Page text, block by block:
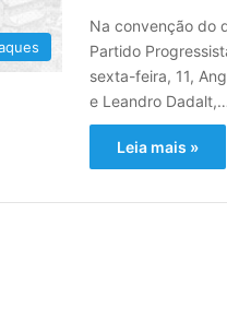
Na convenção do
Partido
sexta-feira, 11,
e Leandro Dadalt,…
Leia mais »
da